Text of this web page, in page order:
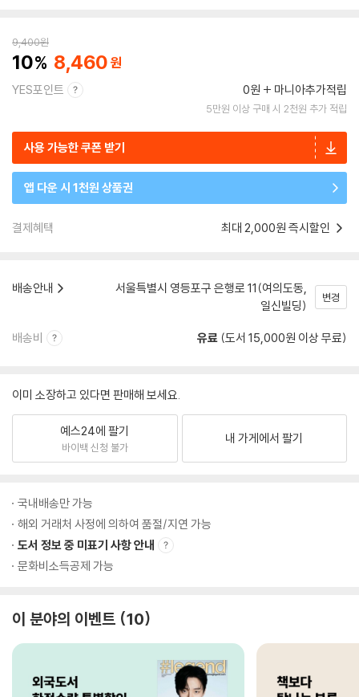
9,400원
10 8,460
YES포인트 0원 마니아추가적립
5만원 이상 구매 시 2천원 추가 적립
사용 가능한 쿠폰 받기
앱 다운 시 1천원 상품권
결제혜택 최대 2,000원 즉시할인
배송안내
서울특별시 영등포구 은행로 11(여의도동,
일신빌딩)
변경
배송비 유료 (도서 15,000원 이상 무료)
이미 소장하고 있다면 판매해 보세요.
예스24에 팔기
바이백 신청 불가
내 가게에서 팔기
국내배송만 가능
해외 거래처 사정에 의하여 품절/지연 가능
도서 정보 중 미표기 사항 안내
문화비소득공제 가능
이 분야의 이벤트 10